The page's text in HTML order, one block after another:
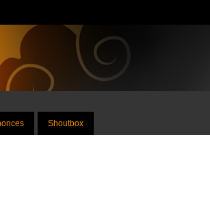
Shoutbox